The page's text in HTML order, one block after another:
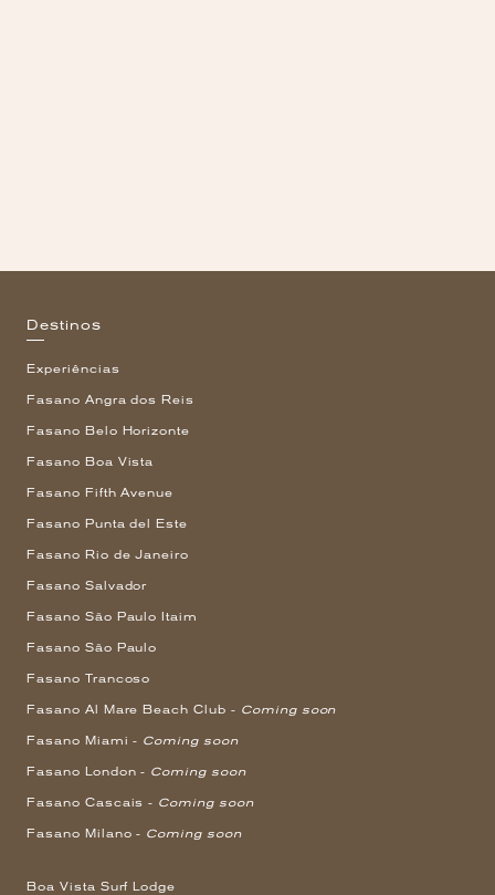
Destinos
Experiências
Fasano Angra dos Reis
Fasano Belo Horizonte
Fasano Boa Vista
Fasano Fifth Avenue
Fasano Punta del Este
Fasano Rio de Janeiro
Fasano Salvador
Fasano São Paulo Itaim
Fasano São Paulo
Fasano Trancoso
Fasano Al Mare Beach Club - Coming soon
Fasano Miami - Coming soon
Fasano London - Coming soon
Fasano Cascais - Coming soon
Fasano Milano - Coming soon
Boa Vista Surf Lodge